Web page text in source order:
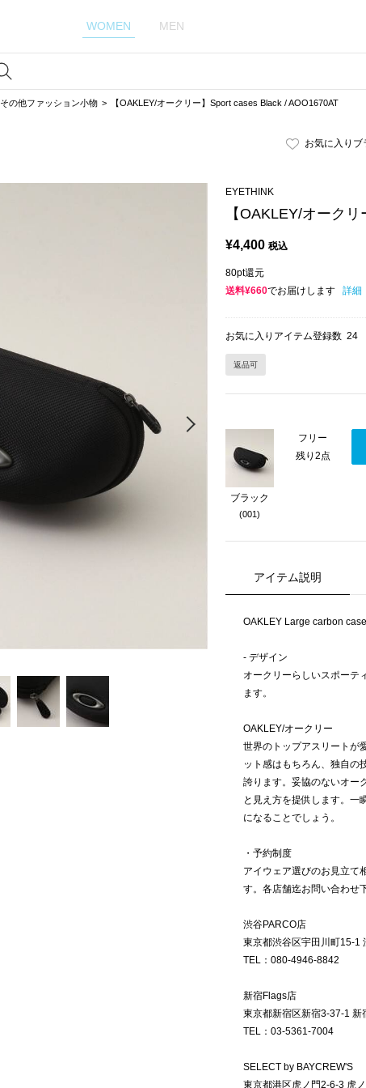
WOMEN MEN
その他ファッション小物 【OAKLEY/オークリー】Sport cases Black / AOO1670AT
お気に入り
EYETHINK
【OAKLEY/オーク
¥4,400 税込
80pt還元
送料¥660でお届けします 詳細
お気に入りアイテム登録数 24
返品可
ブラック
(001)
フリー
残り2点
アイテム説明
OAKLEY Large carbon case
- デザイン
オークリーらしいスポーテ
ます。
OAKLEY/オークリー
世界のトップアスリートが
ット感はもちろん、独自の
誇ります。妥協のないオー
と見え方を提供します。一
になることでしょう。
・予約制度
アイウェア選びのお見立て
す。各店舗迄お問い合わせ
渋谷PARCO店
東京都渋谷区宇田川町15-1
TEL：080-4946-8842
新宿Flags店
東京都新宿区新宿3-37-1 新
TEL：03-5361-7004
SELECT by BAYCREW'S
東京都港区虎ノ門2-6-3 虎